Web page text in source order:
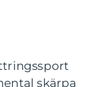
skärpa